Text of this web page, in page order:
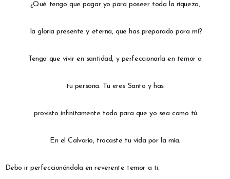
¿Qué tengo que pagar yo para poseer toda la riqueza,
la gloria presente y eterna, que has preparado para mí?
Tengo que vivir en santidad, y perfeccionarla en temor a
tu persona. Tu eres Santo y has
provisto infinitamente todo para que yo sea como tú.
En el Calvario, trocaste tu vida por la mía.
Debo ir perfeccionándola en reverente temor a ti.